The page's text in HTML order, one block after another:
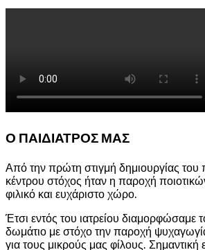
Ο ΠΑΙΔΙΑΤΡΟΣ ΜΑΣ
Από την πρώτη στιγμή δημιουργίας του
κέντρου στόχος ήταν η παροχή
φιλικό και ευχάριστο χώρο.
Έτσι εντός του ιατρείου διαμορφώσαμε
δωμάτιο με στόχο την παροχή
για τους μικρούς μας φίλους. Σημαντική